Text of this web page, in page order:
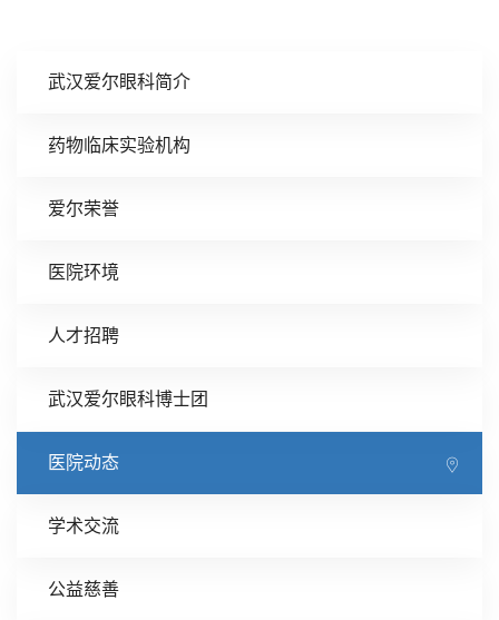
武汉爱尔眼科简介
药物临床实验机构
爱尔荣誉
医院环境
人才招聘
武汉爱尔眼科博士团
医院动态
学术交流
公益慈善